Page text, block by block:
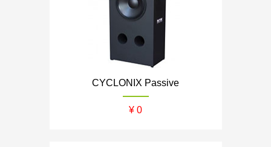
QuestAi
Z-theater
Screen Excellence 哈克尼斯
CYCLONIX Passive
¥ 0